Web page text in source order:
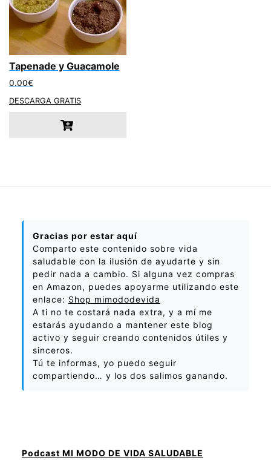
Tapenade y Guacamole
0.00€
DESCARGA GRATIS
Gracias por estar aquí
Comparto este contenido sobre vida
saludable con la ilusión de ayudarte y sin
pedir nada a cambio. Si alguna vez compras
en Amazon, puedes apoyarme utilizando este
enlace: Shop mimododevida
A ti no te costará nada extra, y a mí me
estarás ayudando a mantener este blog
activo y seguir creando contenidos útiles y
sinceros.
Tú te informas, yo puedo seguir
compartiendo… y los dos salimos ganando.
Podcast MI MODO DE VIDA SALUDABLE